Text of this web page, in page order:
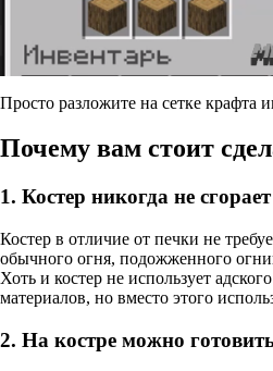
Просто разложите на сетке крафта
Почему вам стоит
1. Костер никогда не
Костер в отличие от печки не
обычного огня, подожженного
Хоть и костер не использует
материалов, но вместо этого
2. На костре можно